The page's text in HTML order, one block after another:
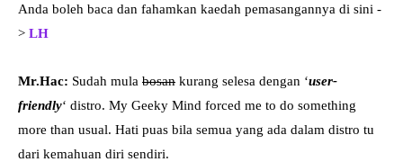
Anda boleh baca dan fahamkan kaedah pemasangannya di sini -
> LH
Mr.Hac: Sudah mula bosan kurang selesa dengan ‘user-
friendly‘ distro. My Geeky Mind forced me to do something
more than usual. Hati puas bila semua yang ada dalam distro tu
dari kemahuan diri sendiri.